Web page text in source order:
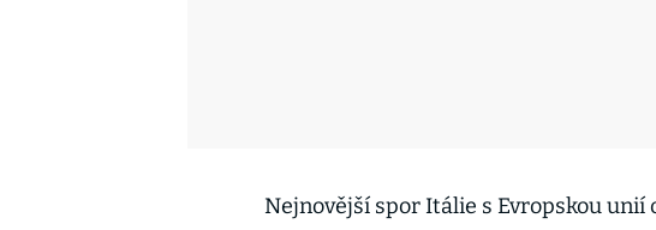
Nejnovější spor Itálie s Evropskou